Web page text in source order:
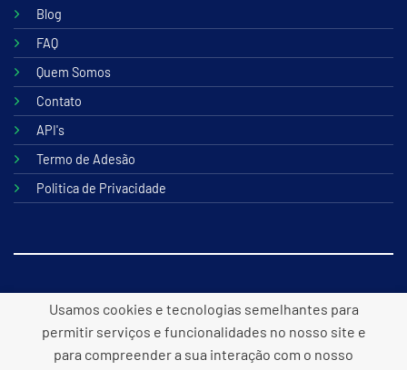
Blog
FAQ
Quem Somos
Contato
API's
Termo de Adesão
Politica de Privacidade
© 2026 B2lite Tecnologia Online
Usamos cookies e tecnologias semelhantes para
permitir serviços e funcionalidades no nosso site e
para compreender a sua interação com o nosso